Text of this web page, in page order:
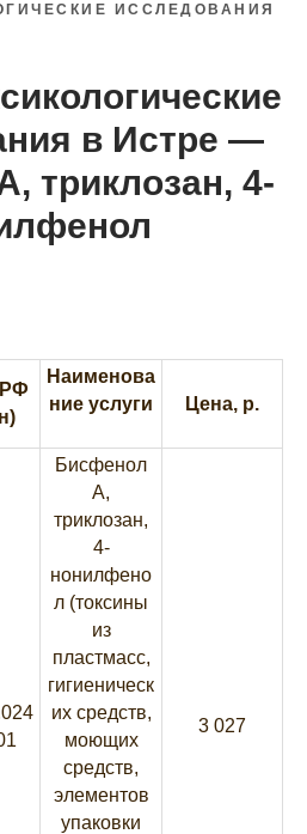
ИССЛЕДОВАНИЯ
в Истре —
триклозан, 4-
Наименова
ние услуги
Цена, р.
Бисфенол
А,
триклозан,
4-
нонилфено
л (токсины
из
пластмасс,
гигиеническ
их средств,
моющих
средств,
элементов
упаковки
3 027